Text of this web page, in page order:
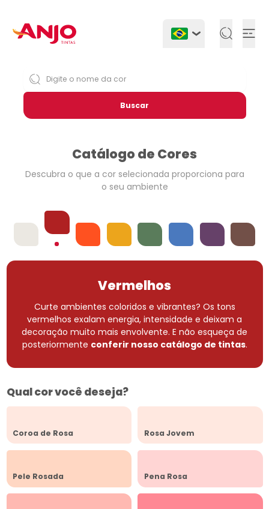
Buscar
Catálogo de Cores
Descubra o que a cor selecionada proporciona para
o seu ambiente
Offwhites
Vermelhos
LaranjasAmarelosVerdesAzuis Violetas
Vermelhos
Curte ambientes coloridos e vibrantes? Os tons
vermelhos exalam energia, intensidade e deixam a
decoração muito mais envolvente. E não esqueça de
posteriormente conferir nosso catálogo de tintas.
Qual cor você deseja?
Coroa de Rosa Rosa Jovem
Pele Rosada Pena Rosa